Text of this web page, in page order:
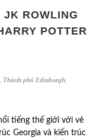
ROWLING
POTTER
Thành phố Edinburgh,
tiếng thế giới với vẻ
Georgia và kiến trúc